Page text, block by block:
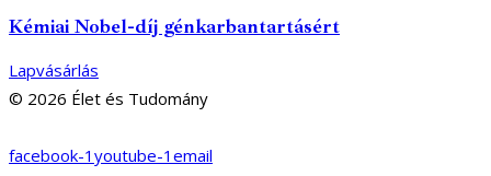
Kémiai Nobel-díj génkarbantartásért
Lapvásárlás
© 2026 Élet és Tudomány
facebook-1 youtube-1 email